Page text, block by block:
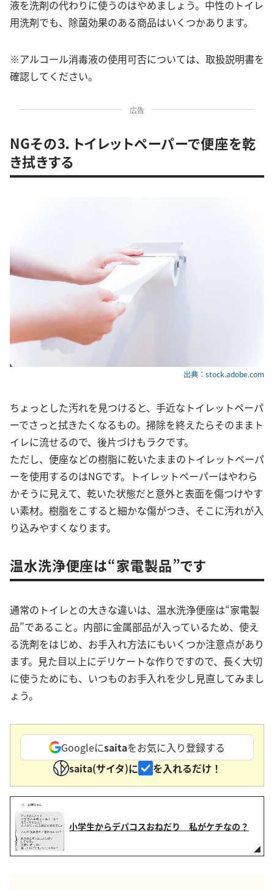
液を洗剤の代わりに使うのはやめましょう。中性のトイレ
用洗剤でも、除菌効果のある商品はいくつかあります。
※アルコール消毒液の使用可否については、取扱説明書を
確認してください。
広告
NGその3．トイレットペーパーで便座を乾
き拭きする
出典：stock.adobe.com
ちょっとした汚れを見つけると、手近なトイレットペーパ
ーでさっと拭きたくなるもの。掃除を終えたらそのままト
イレに流せるので、後片づけもラクです。
ただし、便座などの樹脂に乾いたままのトイレットペーパ
ーを使用するのはNGです。トイレットペーパーはやわら
かそうに見えて、乾いた状態だと意外と表面を傷つけやす
い素材。樹脂をこすると細かな傷がつき、そこに汚れが入
り込みやすくなります。
温水洗浄便座は“家電製品”です
通常のトイレとの大きな違いは、温水洗浄便座は“家電製
品”であること。内部に金属部品が入っているため、使え
る洗剤をはじめ、お手入れ方法にもいくつか注意点があり
ます。見た目以上にデリケートな作りですので、長く大切
に使うためにも、いつものお手入れを少し見直してみまし
ょう。
Googleにsaitaをお気に入り登録する
saita(サイタ)に
を入れるだけ！
小学生からデパコスおねだり 私がケチなの？